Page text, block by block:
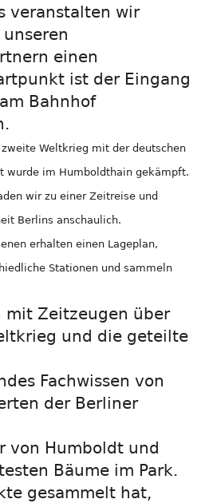
veranstalten wir
einen
ist der Eingang
Bahnhof
Weltkrieg mit der deutschen
wurde im Humboldthain gekämpft.
wir zu einer Zeitreise und
Berlins anschaulich.
erhalten einen Lageplan,
Stationen und sammeln
mit Zeitzeugen über
und die geteilte
Fachwissen von
der Berliner
von Humboldt und
Bäume im Park.
gesammelt hat,